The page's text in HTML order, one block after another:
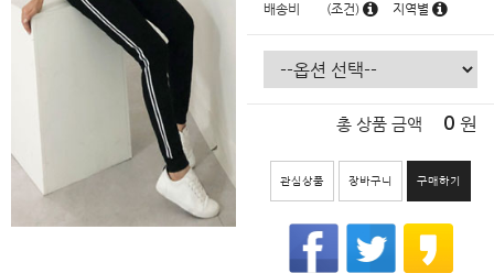
배송비 (조건) 지역별
총 상품 금액 0 원
관심상품 장바구니 구매하기